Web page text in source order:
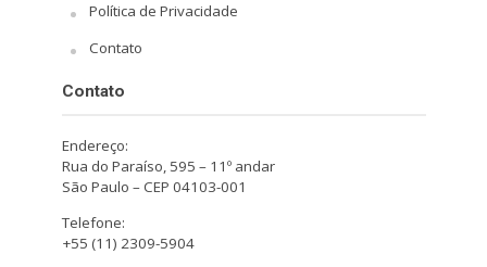
Política de Privacidade
Contato
Contato
Endereço:
Rua do Paraíso, 595 – 11º andar
São Paulo – CEP 04103-001
Telefone:
+55 (11) 2309-5904